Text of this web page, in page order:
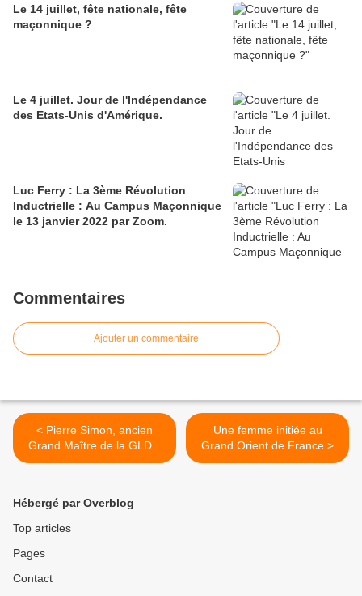
Le 14 juillet, fête nationale, fête
maçonnique ?
Le 4 juillet. Jour de l'Indépendance
des Etats-Unis d'Amérique.
Luc Ferry : La 3ème Révolution
Inductrielle : Au Campus Maçonnique
le 13 janvier 2022 par Zoom.
Commentaires
Ajouter un commentaire
< Pierre Simon, ancien
Grand Maître de la GLDF,
est mort.
Une femme initiée au
Grand Orient de France >
Hébergé par Overblog
Top articles
Pages
Contact